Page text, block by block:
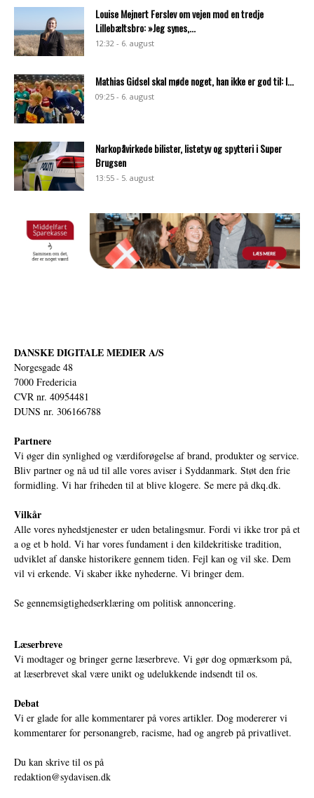
Louise Mejnert Ferslev om vejen mod en tredje
Lillebæltsbro: »Jeg synes,...
12:32 - 6. august
Mathias Gidsel skal møde noget, han ikke er god til: I...
09:25 - 6. august
Narkopåvirkede bilister, listetyv og spytteri i Super
Brugsen
13:55 - 5. august
DANSKE DIGITALE MEDIER A/S
Norgesgade 48
7000 Fredericia
CVR nr. 40954481
DUNS nr. 306166788
Partnere
Vi øger din synlighed og værdiforøgelse af brand, produkter og service.
Bliv partner og nå ud til alle vores aviser i Syddanmark. Støt den frie
formidling. Vi har friheden til at blive klogere. Se mere på dkq.dk.
Vilkår
Alle vores nyhedstjenester er uden betalingsmur. Fordi vi ikke tror på et
a og et b hold. Vi har vores fundament i den kildekritiske tradition,
udviklet af danske historikere gennem tiden. Fejl kan og vil ske. Dem
vil vi erkende. Vi skaber ikke nyhederne. Vi bringer dem.
Se gennemsigtighedserklæring om politisk annoncering.
Læserbreve
Vi modtager og bringer gerne læserbreve. Vi gør dog opmærksom på,
at læserbrevet skal være unikt og udelukkende indsendt til os.
Debat
Vi er glade for alle kommentarer på vores artikler. Dog modererer vi
kommentarer for personangreb, racisme, had og angreb på privatlivet.
Du kan skrive til os på
redaktion@sydavisen.dk